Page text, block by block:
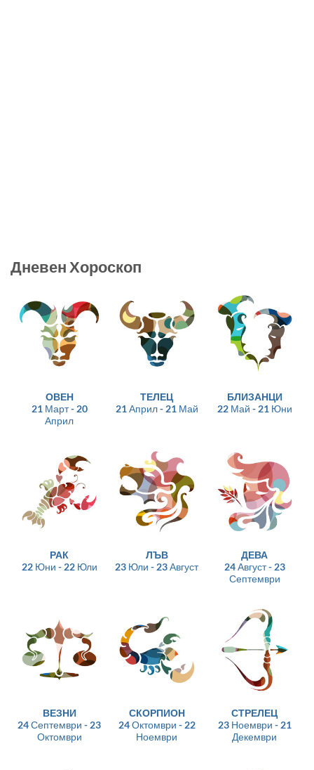
Дневен Хороскоп
ОВЕН
21 Март - 20
Април
ТЕЛЕЦ
21 Април - 21 Май
БЛИЗАНЦИ
22 Май - 21 Юни
РАК
22 Юни - 22 Юли
ЛЪВ
23 Юли - 23 Август
ДЕВА
24 Август - 23
Септември
ВЕЗНИ
24 Септември - 23
Октомври
СКОРПИОН
24 Октомври - 22
Ноември
СТРЕЛЕЦ
23 Ноември - 21
Декември